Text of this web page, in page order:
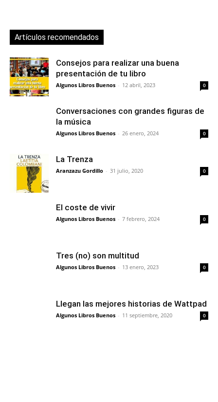
Artículos recomendados
Consejos para realizar una buena
presentación de tu libro
Algunos Libros Buenos - 12 abril, 2023 0
Conversaciones con grandes figuras de
la música
Algunos Libros Buenos - 26 enero, 2024 0
La Trenza
Aranzazu Gordillo - 31 julio, 2020 0
El coste de vivir
Algunos Libros Buenos - 7 febrero, 2024 0
Tres (no) son multitud
Algunos Libros Buenos - 13 enero, 2023 0
Llegan las mejores historias de Wattpad
Algunos Libros Buenos - 11 septiembre, 2020 0